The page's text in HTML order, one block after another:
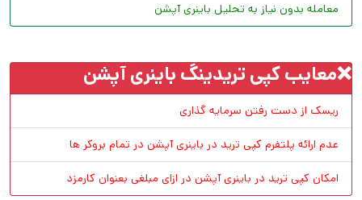
معامله بدون نیاز به تحلیل باینری آپشن
❌معایب کپی تریدینگ باینری آپشن
ریسک از دست رفتن سرمایه گذاری
عدم ارائه پلتفرم کپی ترید در باینری آپشن در تمام بروکر ها
امکان کپی ترید در باینری آپشن در ازای مبلغی بعنوان کارمزد